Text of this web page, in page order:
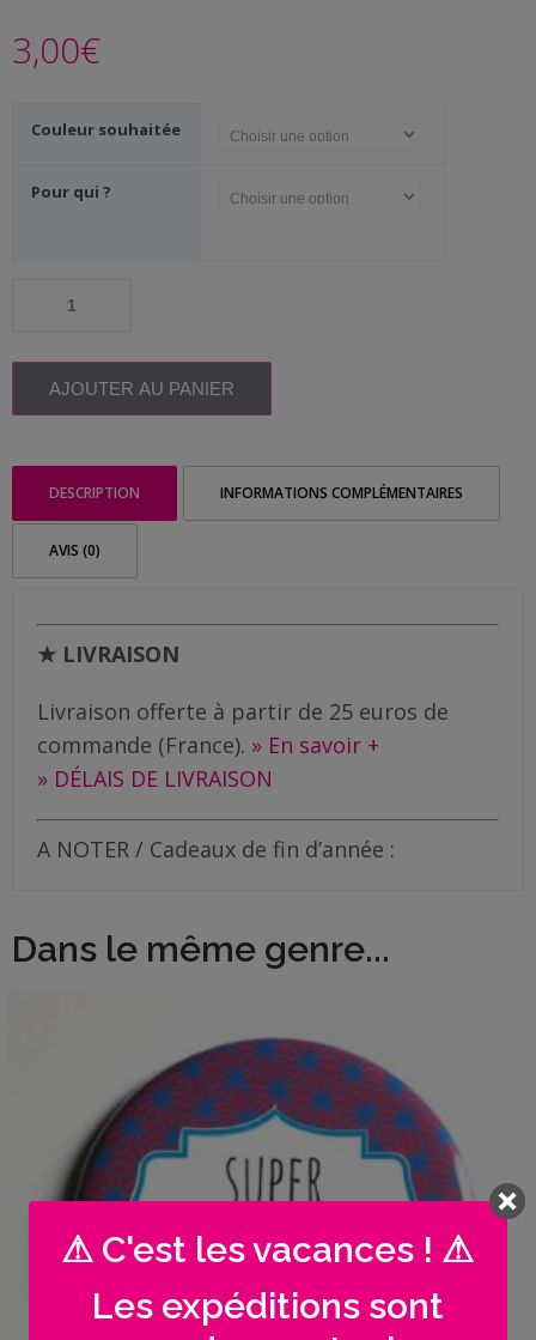
3,00€
Couleur souhaitée
Pour qui ?
méritées
AJOUTER AU PANIER
DESCRIPTION INFORMATIONS COMPLÉMENTAIRES
AVIS (0)
★ LIVRAISON
Livraison offerte à partir de 25 euros de
commande (France). » En savoir +
» DÉLAIS DE LIVRAISON
A NOTER / Cadeaux de fin d’année :
Dans le même genre...
ACTU
Contact
Demande
contacter
Livraison
⚠ C'est les vacances ! ⚠
Les expéditions sont